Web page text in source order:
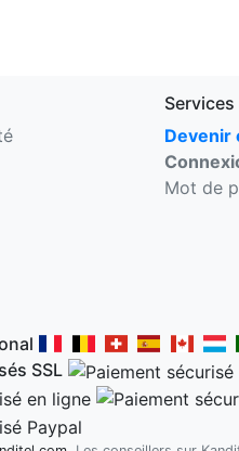
Devenir
Mot de
SSL